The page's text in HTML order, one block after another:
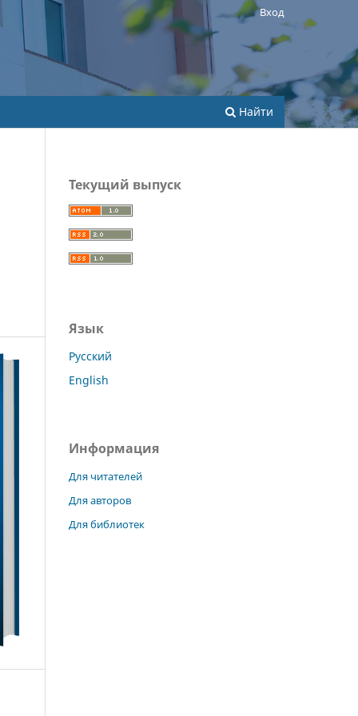
Найти
Вход
Текущий выпуск
Язык
Русский
English
Информация
Для читателей
Для авторов
Для библиотек